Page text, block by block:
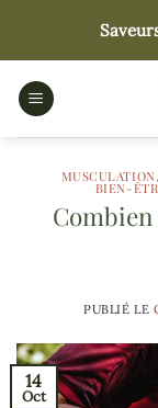
contenu
MUSCULATION
BIEN-
Combien
PUBLIÉ LE
14
Oct